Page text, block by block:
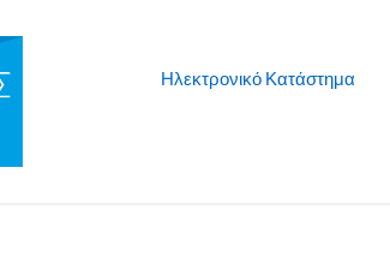
Ηλεκτρονικό Κατάστημα